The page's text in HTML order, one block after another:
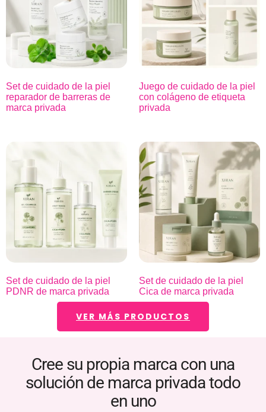
Set de cuidado de la piel
reparador de barreras de
marca privada
Juego de cuidado de la piel
con colágeno de etiqueta
privada
Set de cuidado de la piel
PDNR de marca privada
Set de cuidado de la piel
Cica de marca privada
VER MÁS PRODUCTOS
Cree su propia marca con una
solución de marca privada todo
en uno